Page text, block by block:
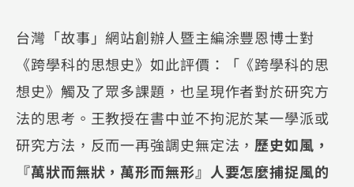
台灣「故事」網站創辦人暨主編涂豐恩博士對
《跨學科的思想史》如此評價：「《跨學科的思
想史》觸及了眾多課題，也呈現作者對於研究方
法的思考。王教授在書中並不拘泥於某一學派或
研究方法，反而一再強調史無定法， 歷史如風，
『萬狀而無狀，萬形而無形』人要怎麼捕捉風的